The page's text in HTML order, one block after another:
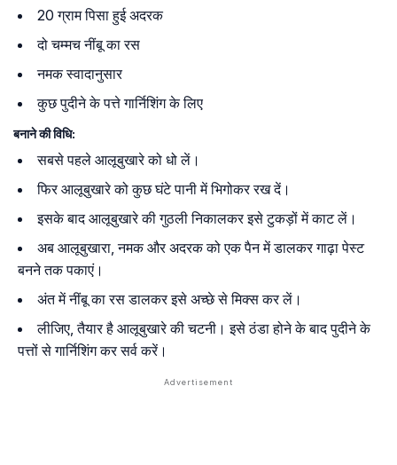
20 ग्राम पिसा हुई अदरक
दो चम्मच नींबू का रस
नमक स्वादानुसार
कुछ पुदीने के पत्ते गार्निशिंग के लिए
बनाने की विधि:
सबसे पहले आलूबुखारे को धो लें।
फिर आलूबुखारे को कुछ घंटे पानी में भिगोकर रख दें।
इसके बाद आलूबुखारे की गुठली निकालकर इसे टुकड़ों में काट लें।
अब आलूबुखारा, नमक और अदरक को एक पैन में डालकर गाढ़ा पेस्ट
बनने तक पकाएं।
अंत में नींबू का रस डालकर इसे अच्छे से मिक्स कर लें।
लीजिए, तैयार है आलूबुखारे की चटनी। इसे ठंडा होने के बाद पुदीने के
पत्तों से गार्निशिंग कर सर्व करें।